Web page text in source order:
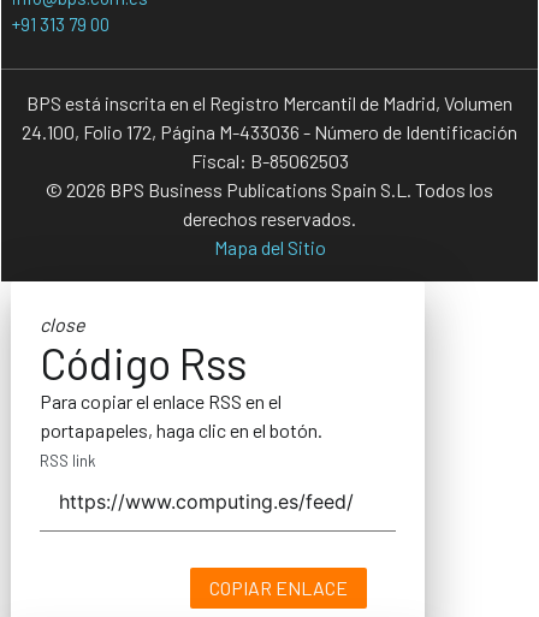
+91 313 79 00
BPS está inscrita en el Registro Mercantil de Madrid, Volumen
24.100, Folio 172, Página M-433036 - Número de Identificación
Fiscal: B-85062503
© 2026 BPS Business Publications Spain S.L. Todos los
derechos reservados.
Mapa del Sitio
close
Código Rss
Para copiar el enlace RSS en el
portapapeles, haga clic en el botón.
RSS link
COPIAR ENLACE